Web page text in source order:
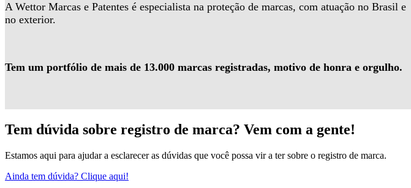
A Wettor Marcas e Patentes é especialista na proteção de marcas, com atuação no Brasil e
no exterior.
Tem um portfólio de mais de 13.000 marcas registradas, motivo de honra e orgulho.
Tem dúvida sobre registro de marca? Vem com a gente!
Estamos aqui para ajudar a esclarecer as dúvidas que você possa vir a ter sobre o registro de marca.
Ainda tem dúvida? Clique aqui!